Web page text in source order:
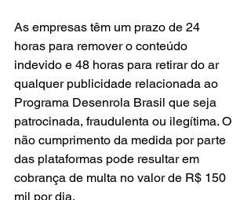
As empresas têm um prazo de 24
horas para remover o conteúdo
indevido e 48 horas para retirar do ar
qualquer publicidade relacionada ao
Programa Desenrola Brasil que seja
patrocinada, fraudulenta ou ilegítima. O
não cumprimento da medida por parte
das plataformas pode resultar em
cobrança de multa no valor de R$ 150
mil por dia.